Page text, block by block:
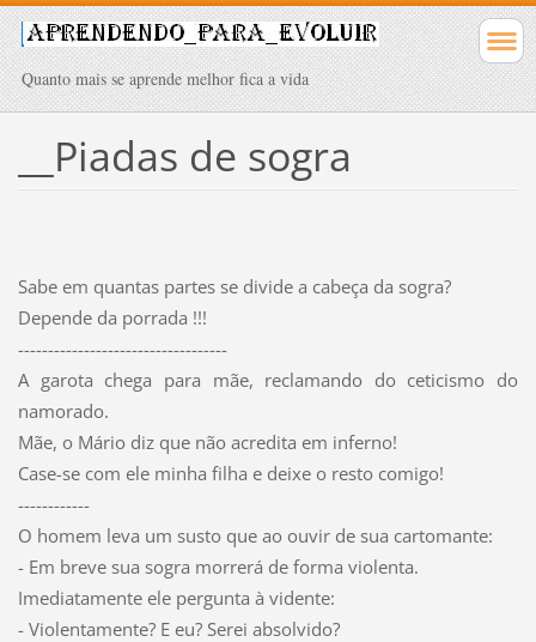
Quanto mais se aprende melhor fica a vida
__Piadas de sogra
Sabe em quantas partes se divide a cabeça da sogra?
Depende da porrada !!!
-----------------------------------
A garota chega para mãe, reclamando do ceticismo do
namorado.
Mãe, o Mário diz que não acredita em inferno!
Case-se com ele minha filha e deixe o resto comigo!
------------
O homem leva um susto que ao ouvir de sua cartomante:
- Em breve sua sogra morrerá de forma violenta.
Imediatamente ele pergunta à vidente:
- Violentamente? E eu? Serei absolvido?